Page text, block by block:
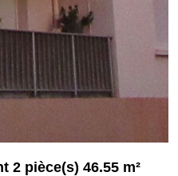
2 pièce(s) 46.55 m²